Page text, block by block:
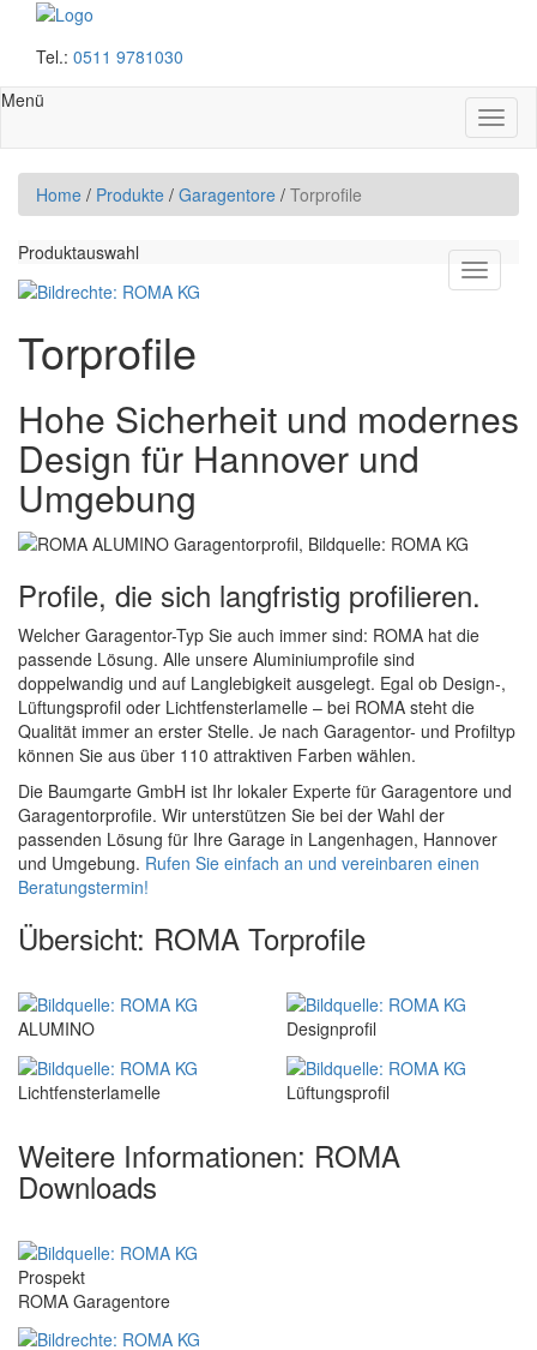
Tel.: 0511 9781030
Menü
Home / Produkte / Garagentore / Torprofile
Menü
Produktauswahl
Torprofile
Hohe Sicherheit und modernes
Design für Hannover und
Umgebung
Profile, die sich langfristig profilieren.
Welcher Garagentor-Typ Sie auch immer sind: ROMA hat die
passende Lösung. Alle unsere Aluminiumprofile sind
doppelwandig und auf Langlebigkeit ausgelegt. Egal ob Design-,
Lüftungsprofil oder Lichtfensterlamelle – bei ROMA steht die
Qualität immer an erster Stelle. Je nach Garagentor- und Profiltyp
können Sie aus über 110 attraktiven Farben wählen.
Die Baumgarte GmbH ist Ihr lokaler Experte für Garagentore und
Garagentorprofile. Wir unterstützen Sie bei der Wahl der
passenden Lösung für Ihre Garage in Langenhagen, Hannover
und Umgebung. Rufen Sie einfach an und vereinbaren einen
Beratungstermin!
Übersicht: ROMA Torprofile
ALUMINO Designprofil
Lichtfensterlamelle Lüftungsprofil
Weitere Informationen: ROMA
Downloads
Prospekt
ROMA Garagentore